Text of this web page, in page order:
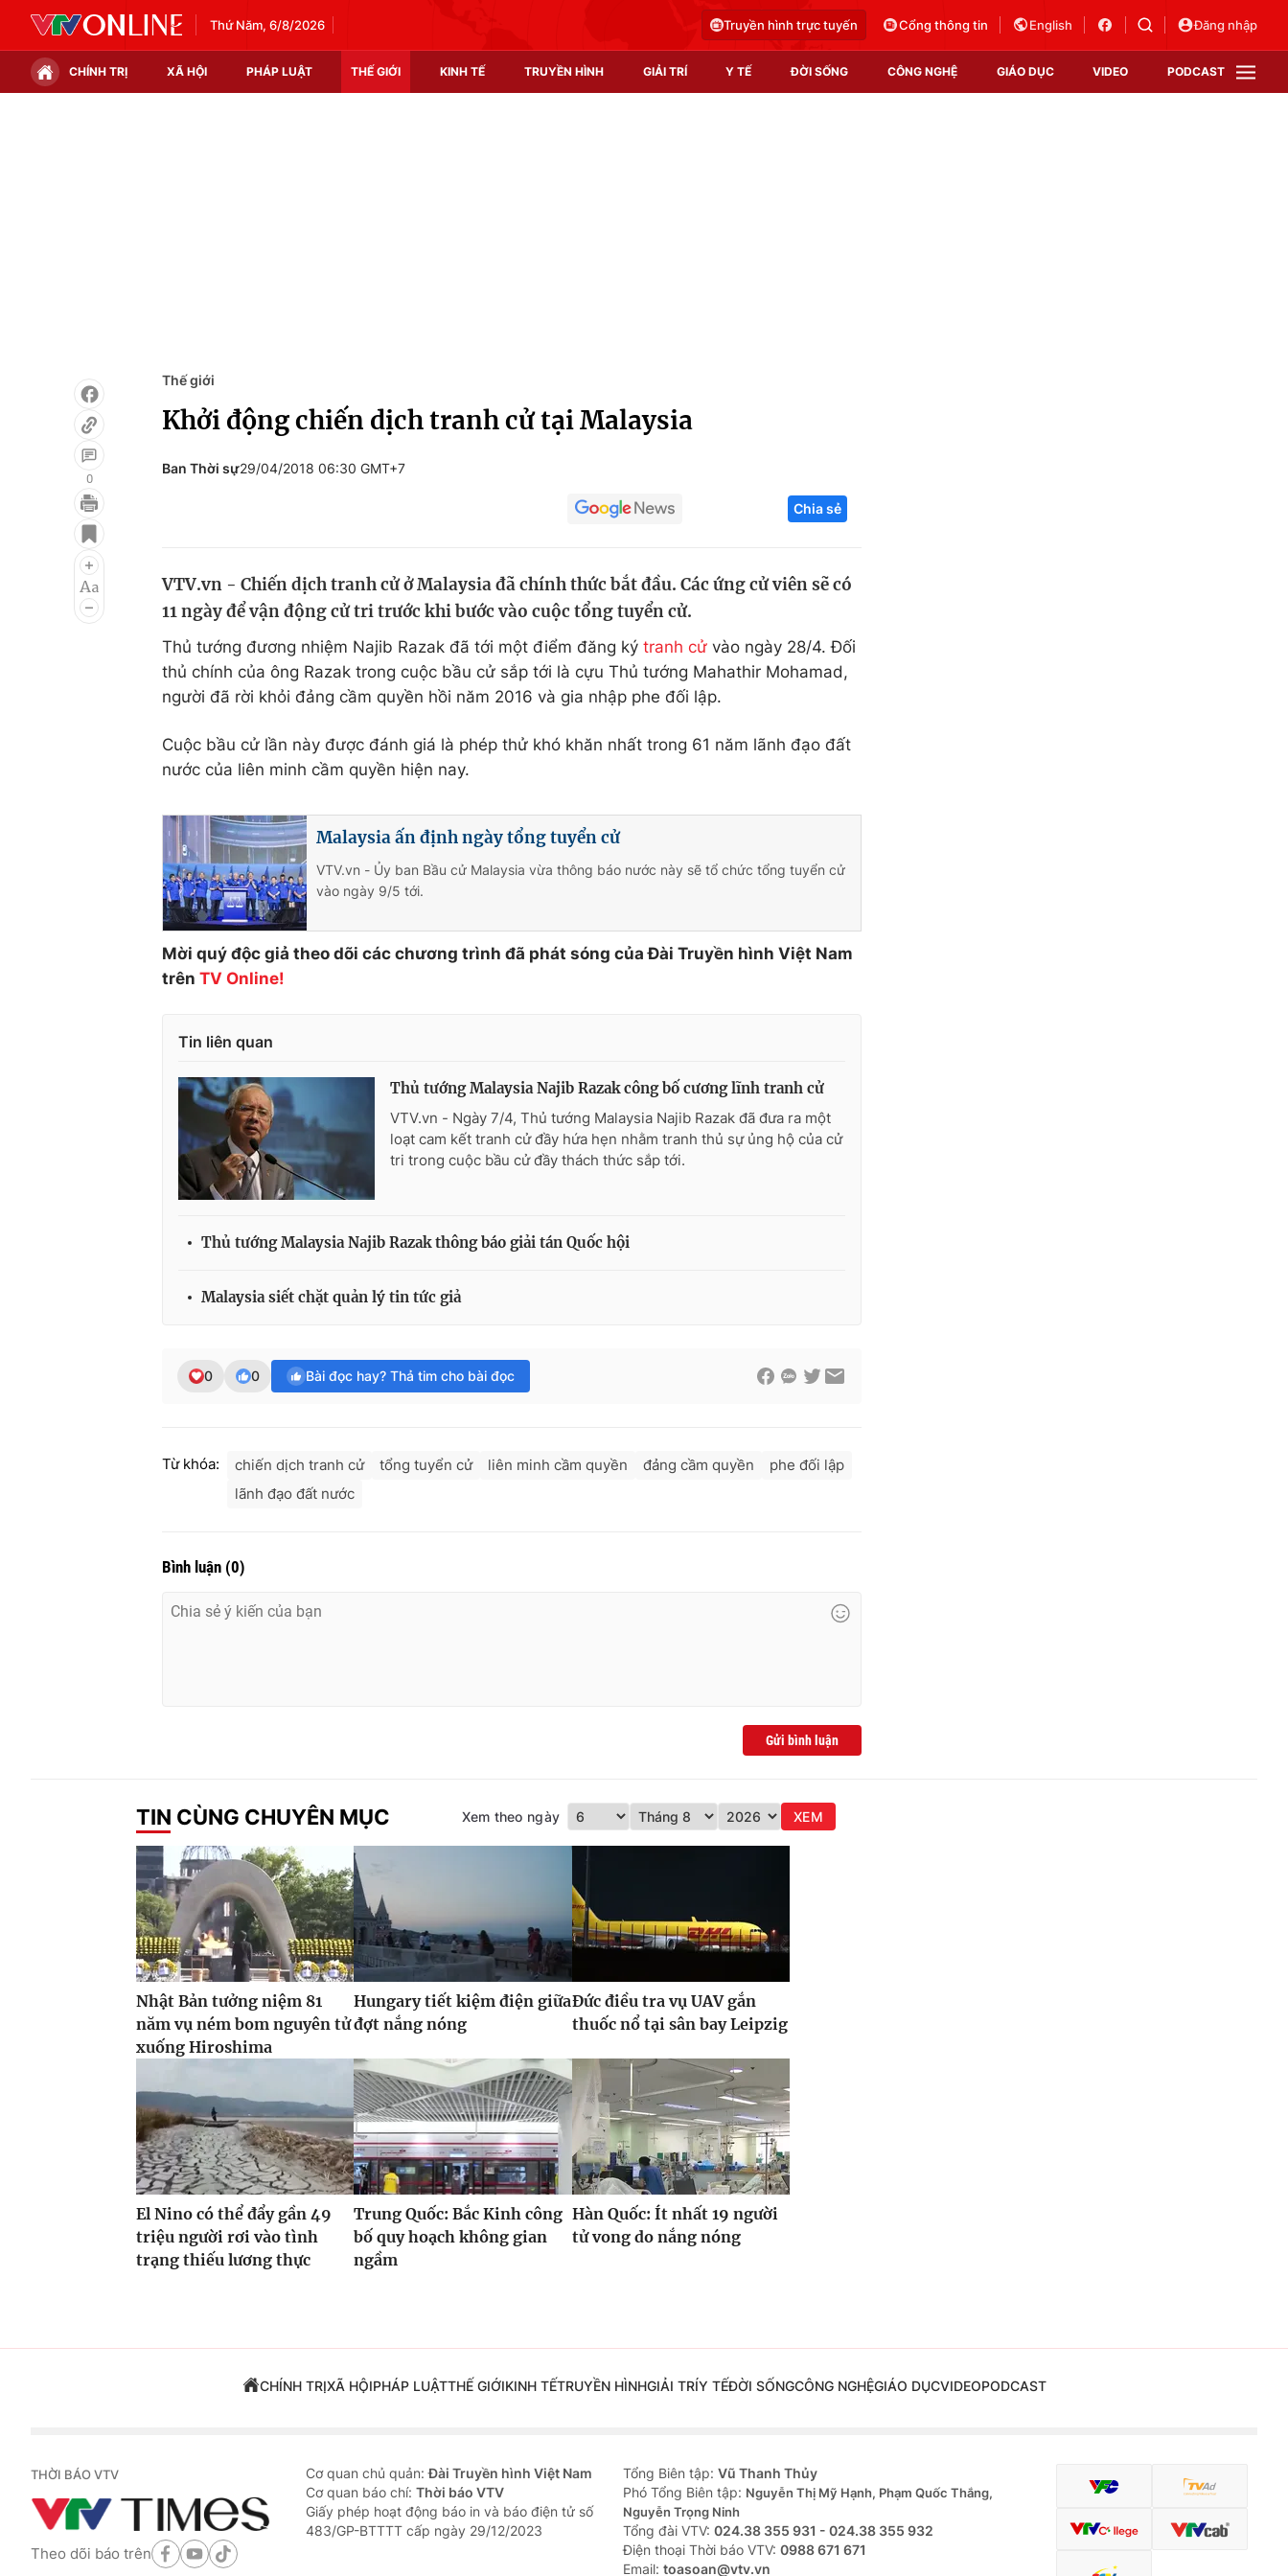
Thứ Năm, 6/8/2026 Truyền hình trực tuyến Cổng thông tin English Đăng nhập
CHÍNH TRỊ XÃ HỘI PHÁP LUẬT THẾ GIỚI KINH TẾ TRUYỀN HÌNH GIẢI TRÍ Y TẾ ĐỜI SỐNG CÔNG NGHỆ GIÁO DỤC VIDEO PODCAST
Điện ảnh
Âm nhạc
Làm đẹp
Học trực tuyến
Công nghệ
Sản phẩm
Tư vấn
0
Thế giới
Khởi động chiến dịch tranh cử tại Malaysia
Ban Thời sự29/04/2018 06:30 GMT+7
Chia sẻ
VTV.vn - Chiến dịch tranh cử ở Malaysia đã chính thức bắt đầu. Các ứng cử viên sẽ có
11 ngày để vận động cử tri trước khi bước vào cuộc tổng tuyển cử.
Thủ tướng đương nhiệm Najib Razak đã tới một điểm đăng ký tranh cử vào ngày 28/4. Đối
thủ chính của ông Razak trong cuộc bầu cử sắp tới là cựu Thủ tướng Mahathir Mohamad,
người đã rời khỏi đảng cầm quyền hồi năm 2016 và gia nhập phe đối lập.
Cuộc bầu cử lần này được đánh giá là phép thử khó khăn nhất trong 61 năm lãnh đạo đất
nước của liên minh cầm quyền hiện nay.
Malaysia ấn định ngày tổng tuyển cử
VTV.vn - Ủy ban Bầu cử Malaysia vừa thông báo nước này sẽ tổ chức tổng tuyển cử
vào ngày 9/5 tới.
Mời quý độc giả theo dõi các chương trình đã phát sóng của Đài Truyền hình Việt Nam
trên TV Online!
Tin liên quan
Thủ tướng Malaysia Najib Razak công bố cương lĩnh tranh cử
VTV.vn - Ngày 7/4, Thủ tướng Malaysia Najib Razak đã đưa ra một
loạt cam kết tranh cử đầy hứa hẹn nhằm tranh thủ sự ủng hộ của cử
tri trong cuộc bầu cử đầy thách thức sắp tới.
Thủ tướng Malaysia Najib Razak thông báo giải tán Quốc hội
Malaysia siết chặt quản lý tin tức giả
0 0 Bài đọc hay? Thả tim cho bài đọc
Từ khóa: chiến dịch tranh cử tổng tuyển cử liên minh cầm quyền đảng cầm quyền
phe đối lập
lãnh đạo đất nước
Bình luận (0)
Gửi bình luận
TIN CÙNG CHUYÊN MỤC Xem theo ngày XEM
Nhật Bản tưởng niệm 81
năm vụ ném bom nguyên tử
xuống Hiroshima
Hungary tiết kiệm điện giữa
đợt nắng nóng
Đức điều tra vụ UAV gắn
thuốc nổ tại sân bay Leipzig
El Nino có thể đẩy gần 49
triệu người rơi vào tình
trạng thiếu lương thực
Trung Quốc: Bắc Kinh công
bố quy hoạch không gian
ngầm
Hàn Quốc: Ít nhất 19 người
tử vong do nắng nóng
CHÍNH TRỊXÃ HỘIPHÁP LUẬTTHẾ GIỚIKINH TẾTRUYỀN HÌNHGIẢI TRÍY TẾĐỜI SỐNGCÔNG NGHỆGIÁO DỤCVIDEOPODCAST
THỜI BÁO VTV
Theo dõi báo trên
Cơ quan chủ quản:Đài Truyền hình Việt Nam
Cơ quan báo chí: Thời báo VTV
Giấy phép hoạt động báo in và báo điện tử số
483/GP-BTTTT cấp ngày 29/12/2023
Tổng Biên tập: Vũ Thanh Thủy
Phó Tổng Biên tập: Nguyễn Thị Mỹ Hạnh, Phạm Quốc Thắng,
Nguyễn Trọng Ninh
Tổng đài VTV: 024.38 355 931 - 024.38 355 932
Ðiện thoại Thời báo VTV: 0988 671 671
Email: toasoan@vtv.vn